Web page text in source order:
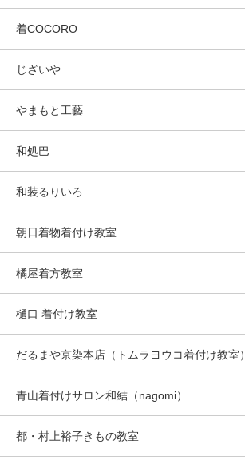
着COCORO
じざいや
やまもと工藝
和処巴
和装るりいろ
朝日着物着付け教室
橘屋着方教室
樋口 着付け教室
だるまや京染本店（トムラヨウコ着付け教室）
青山着付けサロン和結（nagomi）
都・村上裕子きもの教室